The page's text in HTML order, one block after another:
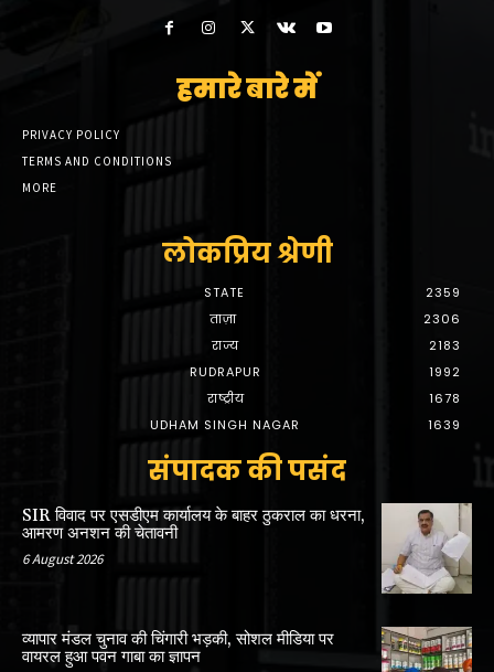
हमारे बारे में
PRIVACY POLICY
TERMS AND CONDITIONS
MORE
लोकप्रिय श्रेणी
STATE
2359
ताज़ा
2306
राज्य
2183
RUDRAPUR
1992
राष्ट्रीय
1678
UDHAM SINGH NAGAR
1639
संपादक की पसंद
SIR विवाद पर एसडीएम कार्यालय के बाहर ठुकराल का धरना,
आमरण अनशन की चेतावनी
6 August 2026
व्यापार मंडल चुनाव की चिंगारी भड़की, सोशल मीडिया पर
वायरल हुआ पवन गाबा का ज्ञापन